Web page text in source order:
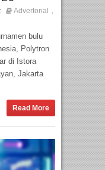
Advertorial
bulu
Polytron
di Istora
Jakarta
Read More